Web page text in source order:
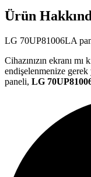
Ürün
LG 70UP81006LA
Cihazınızın ekranı
endişelenmenize
paneli, LG